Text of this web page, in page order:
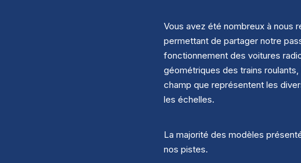
Vous avez été nombreux à nous
permettant de partager notre
fonctionnement des voitures
géométriques des trains
champ que représentent les
les échelles.
La majorité des modèles
nos pistes.